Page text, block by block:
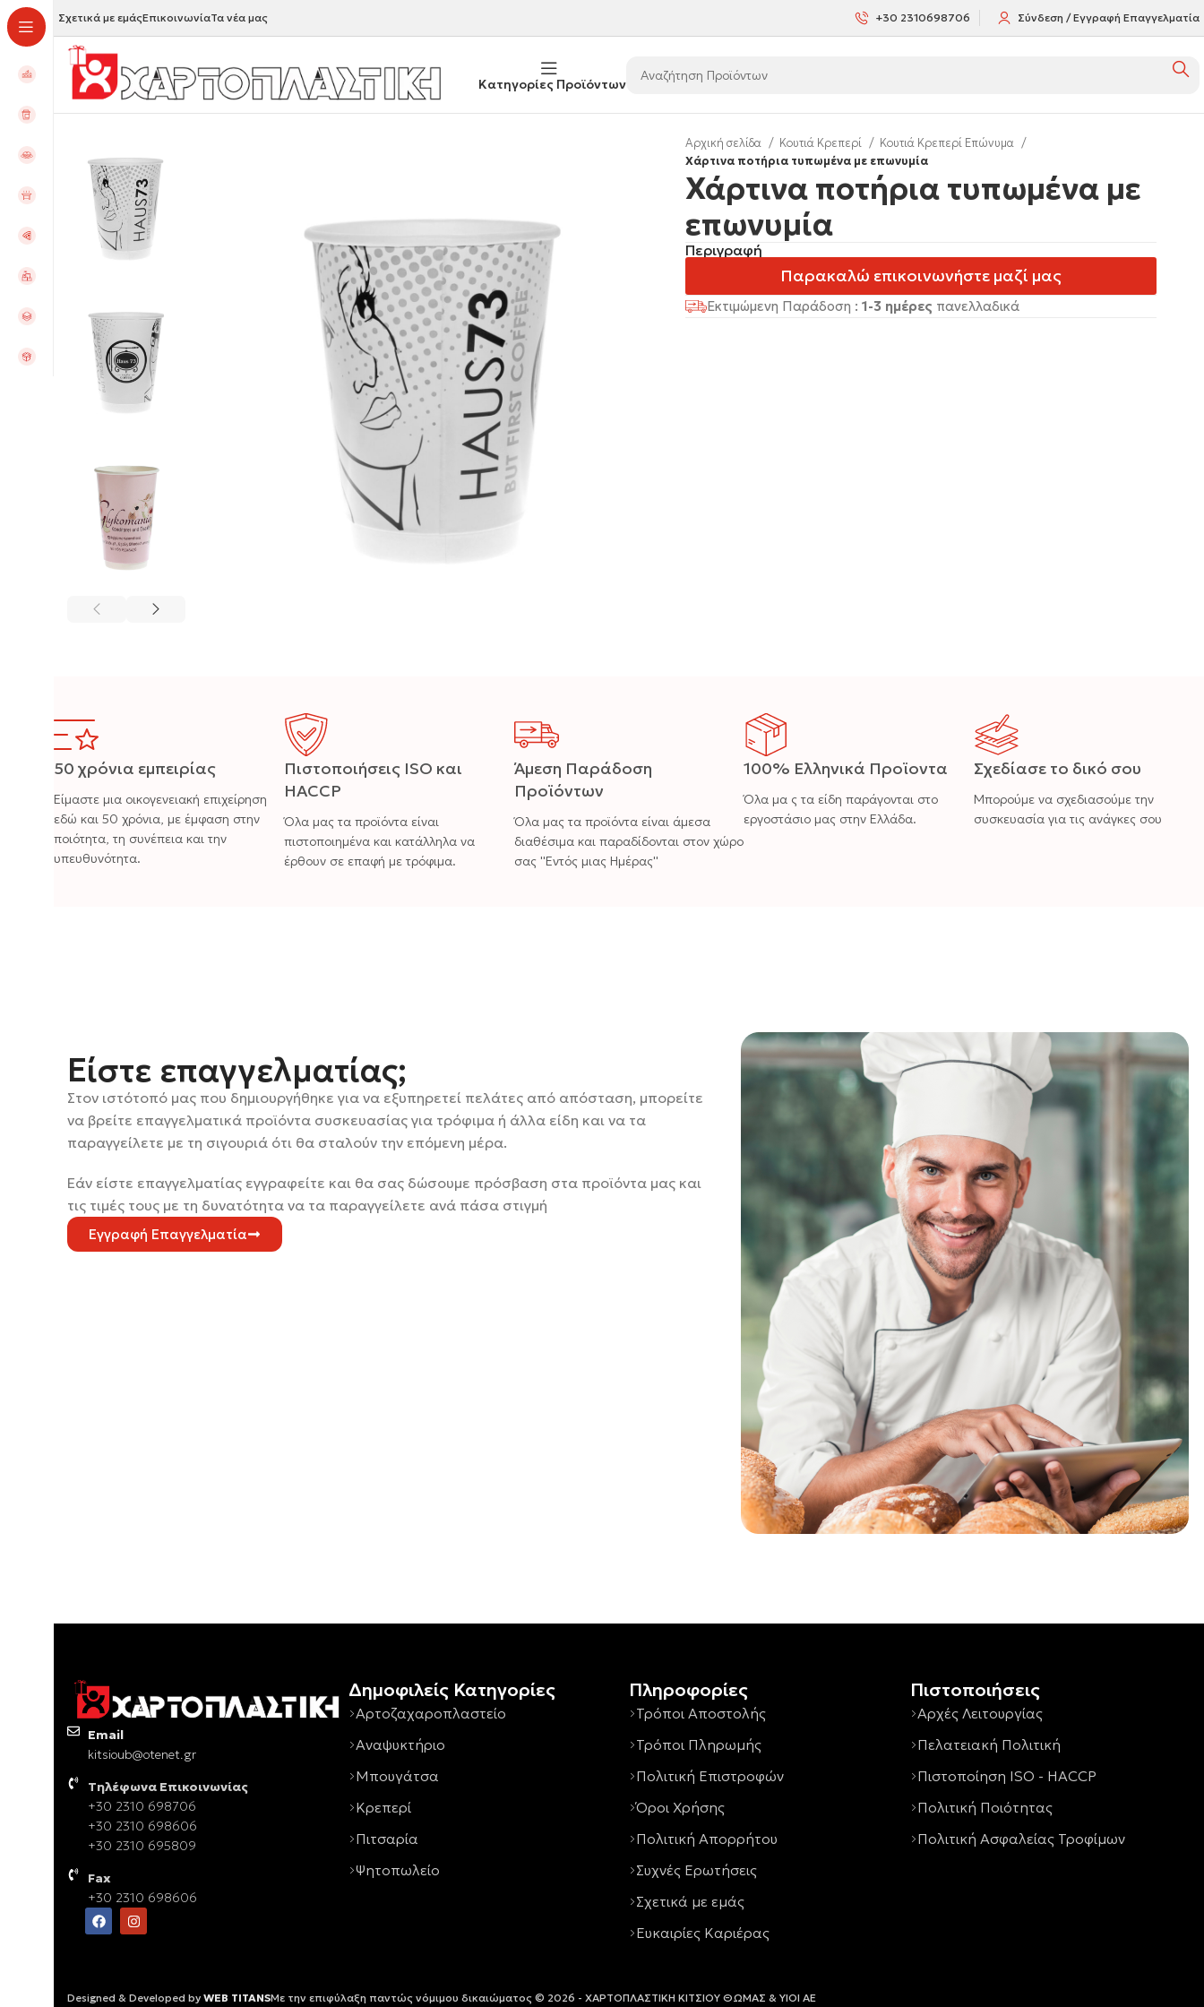
Σχετικά με εμάςΕπικοινωνίαΤα νέα μας +30 2310698706 Σύνδεση / Εγγραφή Επαγγελματία
Κατηγορίες Προϊόντων
Αρχική σελίδα Κουτιά Κρεπερί
Κουτιά Κρεπερί Επώνυμα
Χάρτινα ποτήρια τυπωμένα με επωνυμία
Χάρτινα ποτήρια τυπωμένα με
επωνυμία
Περιγραφή
Παρακαλώ επικοινωνήστε μαζί μας
Εκτιμώμενη Παράδοση : 1-3 ημέρες πανελλαδικά
50 χρόνια εμπειρίας
Είμαστε μια οικογενειακή επιχείρηση
εδώ και 50 χρόνια, με έμφαση στην
ποιότητα, τη συνέπεια και την
υπευθυνότητα.
Πιστοποιήσεις ISO και
HACCP
Όλα μας τα προϊόντα είναι
πιστοποιημένα και κατάλληλα να
έρθουν σε επαφή με τρόφιμα.
Άμεση Παράδοση
Προϊόντων
Όλα μας τα προϊόντα είναι άμεσα
διαθέσιμα και παραδίδονται στον χώρο
σας ''Εντός μιας Ημέρας''
100% Ελληνικά Προϊοντα
Όλα μα ς τα είδη παράγονται στο
εργοστάσιο μας στην Ελλάδα.
Σχεδίασε το δικό σου
Μπορούμε να σχεδιασούμε την
συσκευασία για τις ανάγκες σου
Είστε επαγγελματίας;
Στον ιστότοπό μας που δημιουργήθηκε για να εξυπηρετεί πελάτες από απόσταση, μπορείτε
να βρείτε επαγγελματικά προϊόντα συσκευασίας για τρόφιμα ή άλλα είδη και να τα
παραγγείλετε με τη σιγουριά ότι θα σταλούν την επόμενη μέρα.
Εάν είστε επαγγελματίας εγγραφείτε και θα σας δώσουμε πρόσβαση στα προϊόντα μας και
τις τιμές τους με τη δυνατότητα να τα παραγγείλετε ανά πάσα στιγμή
Εγγραφή Επαγγελματία
Email
kitsioub@otenet.gr
Τηλέφωνα Επικοινωνίας
+30 2310 698706
+30 2310 698606
+30 2310 695809
Fax
+30 2310 698606
Δημοφιλείς Κατηγορίες
Αρτοζαχαροπλαστείο
Αναψυκτήριο
Μπουγάτσα
Κρεπερί
Πιτσαρία
Ψητοπωλείο
Πληροφορίες
Τρόποι Αποστολής
Τρόποι Πληρωμής
Πολιτική Επιστροφών
Όροι Χρήσης
Πολιτική Απορρήτου
Συχνές Ερωτήσεις
Σχετικά με εμάς
Ευκαιρίες Καριέρας
Πιστοποιήσεις
Αρχές Λειτουργίας
Πελατειακή Πολιτική
Πιστοποίηση ISO - HACCP
Πολιτική Ποιότητας
Πολιτική Ασφαλείας Τροφίμων
Designed & Developed by WEB TITANSΜε την επιφύλαξη παντώς νόμιμου δικαιώματος © 2026 - ΧΑΡΤΟΠΛΑΣΤΙΚΗ ΚΙΤΣΙΟΥ ΘΩΜΑΣ & ΥΙΟΙ ΑΕ